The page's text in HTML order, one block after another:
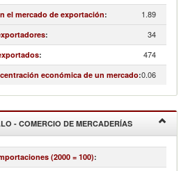
el mercado de exportación: 1.89
: 34
: 474
económica de un mercado:0.06
- COMERCIO DE MERCADERÍAS
(2000 = 100):